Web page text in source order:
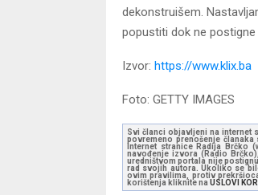
dekonstruišem.
popustiti dok ne postigne
Izvor: https://www.klix.ba
Foto: GETTY IMAGES
Svi članci objavljeni na internet
povremeno prenošenje
Internet stranice Radija Brčko
navođenje izvora (Radio
uredništvom portala nije
rad svojih autora. Ukoliko se
ovim pravilima, protiv
korištenja kliknite na USLOVI